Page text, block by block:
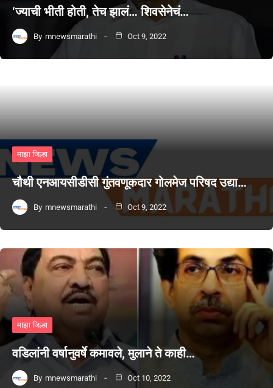
‘ज्याची भीती होती, तेच झालं… शिवसेनेचं…
By mnewsmarathi Oct 9, 2022
माझा जिल्हा
चौथी एनआयसीडीसी गुंतवणूकदार गोलमेज परिषद उद्या…
By mnewsmarathi Oct 9, 2022
माझा जिल्हा
वडिलांनी वर्षानुवर्षे कमावले, मुलाने ते काही…
By mnewsmarathi Oct 10, 2022